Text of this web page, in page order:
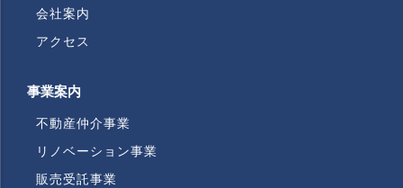
会社案内
アクセス
事業案内
不動産仲介事業
リノベーション事業
販売受託事業